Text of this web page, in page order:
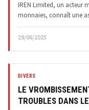
IREN Limited, un acteur
monnaies, connaît une
29/06/2025
DIVERS
LE
TROUBLES DANS